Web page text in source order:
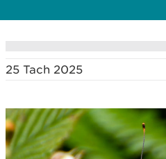
25 Tach 2025